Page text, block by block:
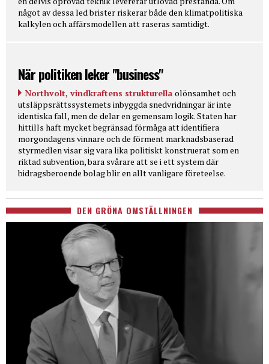
något av dessa led brister riskerar både den klimatpolitiska
kalkylen och affärsmodellen att raseras samtidigt.
När politiken leker "business"
Northvolt, vindkraftens strukturella olönsamhet och
utsläppsrättssystemets inbyggda snedvridningar är inte
identiska fall, men de delar en gemensam logik. Staten har
hittills haft mycket begränsad förmåga att identifiera
morgondagens vinnare och de förment marknadsbaserad
styrmedlen visar sig vara lika politiskt konstruerat som en
riktad subvention, bara svårare att se i ett system där
bidragsberoende bolag blir en allt vanligare företeelse.
DEN GRÖNA OMSTÄLLNINGEN